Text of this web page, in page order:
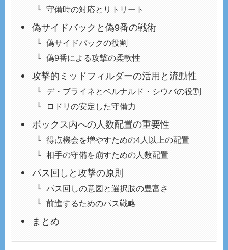
守備時の対応とリトリート
偽サイドバックと偽9番の戦術
偽サイドバックの役割
偽9番による攻撃の柔軟性
攻撃的ミッドフィルダーの活用と流動性
デ・ブライネとベルナルド・シウバの役割
ロドリの安定した守備力
ボックス内への人数配置の重要性
得点機会を増やすための4人以上の配置
相手の守備を崩すための人数配置
パス回しと攻撃の原則
パス回しの意図と選択肢の豊富さ
前進するためのパス戦略
まとめ